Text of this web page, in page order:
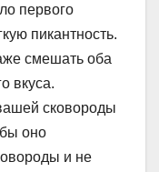
первого
пикантность.
смешать оба
вкуса.
сковороды
оно
и не